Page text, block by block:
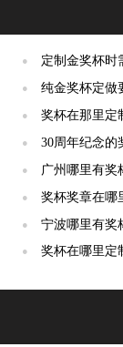
●
定制金奖杯时
鑫金银」这么
●
纯金奖杯定做
样回答的
●
奖杯在那里定
是这样
●
30周年纪念的
吗？
●
广州哪里有奖
样说
●
奖杯奖章在哪
价值高
●
宁波哪里有奖
制比较好？
●
奖杯在哪里定